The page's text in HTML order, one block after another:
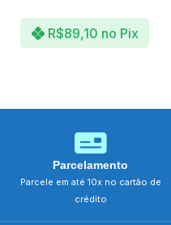
R$89,10 no Pix
Parcelamento
Parcele em até 10x no cartão de
crédito